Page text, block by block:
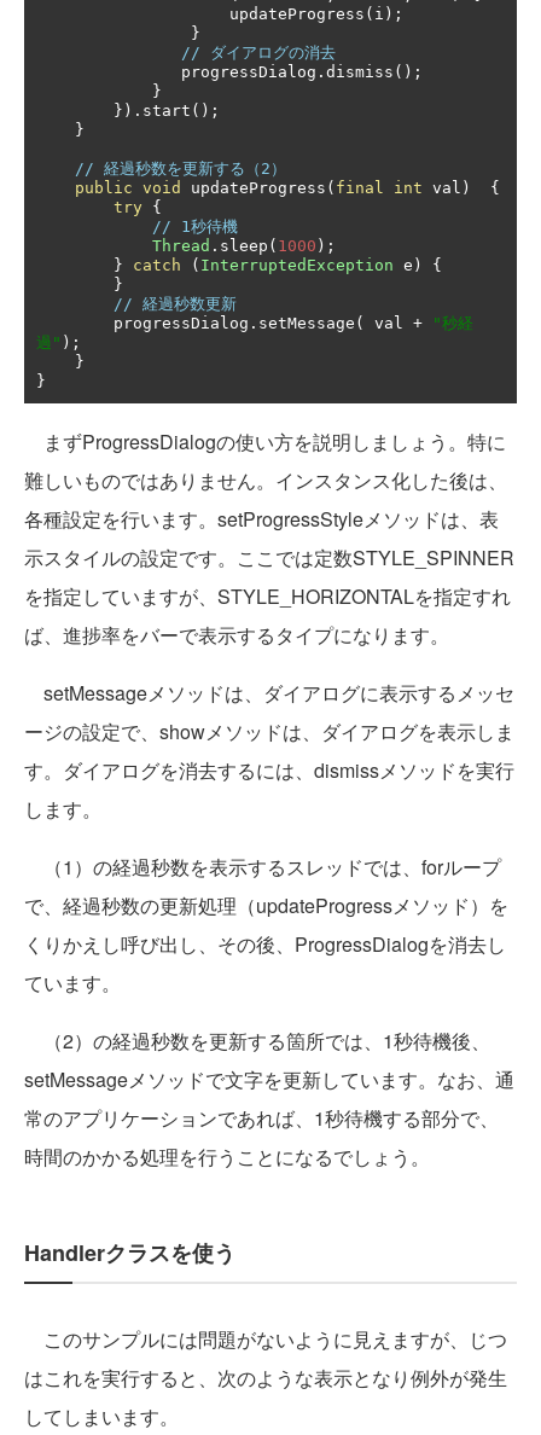
                    updateProgress
( i );
}
// ダイアログの消去
               progressDialog
. dismiss ();
}
}). start ();
}
// 経過秒数を更新する（2）
public void updateProgress ( final int val )
{
try
{
// 1秒待機
Thread . sleep ( 1000 );
}
catch ( InterruptedException e )
{
}
// 経過秒数更新
        progressDialog
. setMessage ( val +
"秒経
過" );
}
}
まずProgressDialogの使い方を説明しましょう。特に
難しいものではありません。インスタンス化した後は、
各種設定を行います。setProgressStyleメソッドは、表
示スタイルの設定です。ここでは定数STYLE_SPINNER
を指定していますが、STYLE_HORIZONTALを指定すれ
ば、進捗率をバーで表示するタイプになります。
setMessageメソッドは、ダイアログに表示するメッセ
ージの設定で、showメソッドは、ダイアログを表示しま
す。ダイアログを消去するには、dismissメソッドを実行
します。
（1）の経過秒数を表示するスレッドでは、forループ
で、経過秒数の更新処理（updateProgressメソッド）を
くりかえし呼び出し、その後、ProgressDialogを消去し
ています。
（2）の経過秒数を更新する箇所では、1秒待機後、
setMessageメソッドで文字を更新しています。なお、通
常のアプリケーションであれば、1秒待機する部分で、
時間のかかる処理を行うことになるでしょう。
Handlerクラスを使う
このサンプルには問題がないように見えますが、じつ
はこれを実行すると、次のような表示となり例外が発生
してしまいます。